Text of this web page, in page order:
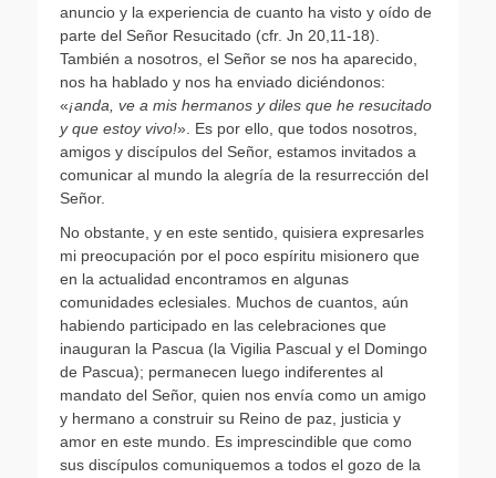
anuncio y la experiencia de cuanto ha visto y oído de
parte del Señor Resucitado (cfr. Jn 20,11-18).
También a nosotros, el Señor se nos ha aparecido,
nos ha hablado y nos ha enviado diciéndonos:
«¡anda, ve a mis hermanos y diles que he resucitado
y que estoy vivo!». Es por ello, que todos nosotros,
amigos y discípulos del Señor, estamos invitados a
comunicar al mundo la alegría de la resurrección del
Señor.
No obstante, y en este sentido, quisiera expresarles
mi preocupación por el poco espíritu misionero que
en la actualidad encontramos en algunas
comunidades eclesiales. Muchos de cuantos, aún
habiendo participado en las celebraciones que
inauguran la Pascua (la Vigilia Pascual y el Domingo
de Pascua); permanecen luego indiferentes al
mandato del Señor, quien nos envía como un amigo
y hermano a construir su Reino de paz, justicia y
amor en este mundo. Es imprescindible que como
sus discípulos comuniquemos a todos el gozo de la